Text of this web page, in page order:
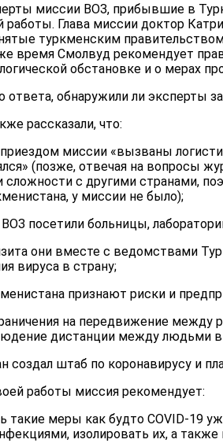
миссии ВОЗ, прибывшие в
работы. Глава миссии доктор
туркменским
время Смолвуд рекомендует
обстановке и о мерах
ответа, обнаружили ли эксперты
рассказали, что:
миссии «вызваны
(позже, отвечая на вопросы
сложности с другими странами,
у миссии не было);
посетили больницы,
они вместе с ведомствами
вируса в страну;
признают риски и
на передвижение между
дистанции между людьми
создал штаб по коронавирусу и
работы миссия рекомендует:
такие меры как будто COVID-19
изолировать их, а